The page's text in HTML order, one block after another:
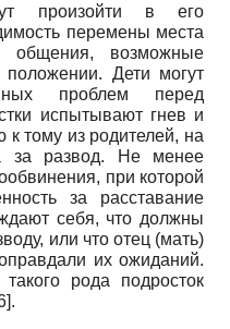
произойти в его
перемены места
общения, возможные
Дети могут
проблем перед
испытывают гнев и
тому из родителей, на
за развод. Не менее
при которой
за расставание
себя, что должны
или что отец (мать)
их ожиданий.
рода подросток